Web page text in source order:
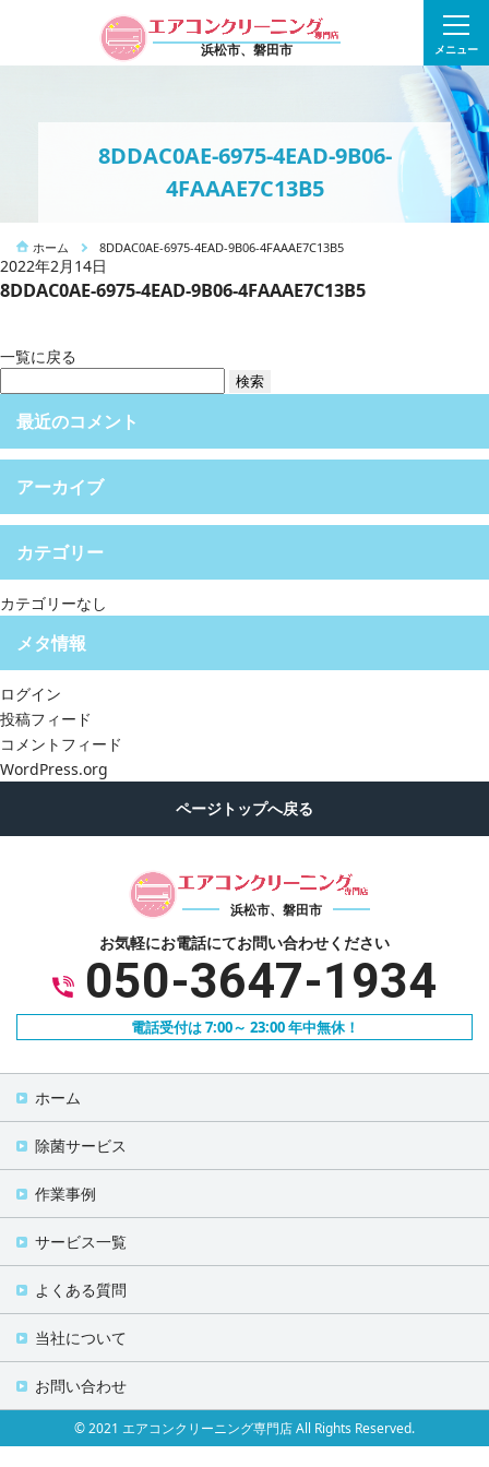
浜松市、磐田市 メニュー
8DDAC0AE-6975-4EAD-9B06-
4FAAAE7C13B5
ホーム 8DDAC0AE-6975-4EAD-9B06-4FAAAE7C13B5
2022年2月14日
8DDAC0AE-6975-4EAD-9B06-4FAAAE7C13B5
一覧に戻る
索:
最近のコメント
アーカイブ
カテゴリー
カテゴリーなし
メタ情報
ログイン
投稿フィード
コメントフィード
WordPress.org
浜松市、磐田市
お気軽にお電話にてお問い合わせください
050-3647-1934
電話受付は 7:00～ 23:00 年中無休！
ホーム
除菌サービス
作業事例
サービス一覧
よくある質問
当社について
お問い合わせ
© 2021 エアコンクリーニング専門店 All Rights Reserved.